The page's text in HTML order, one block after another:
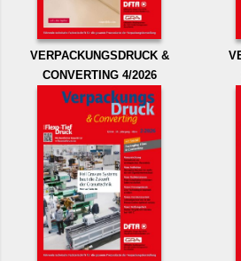
VERPACKUNGSDRUCK &
CONVERTING 4/2026